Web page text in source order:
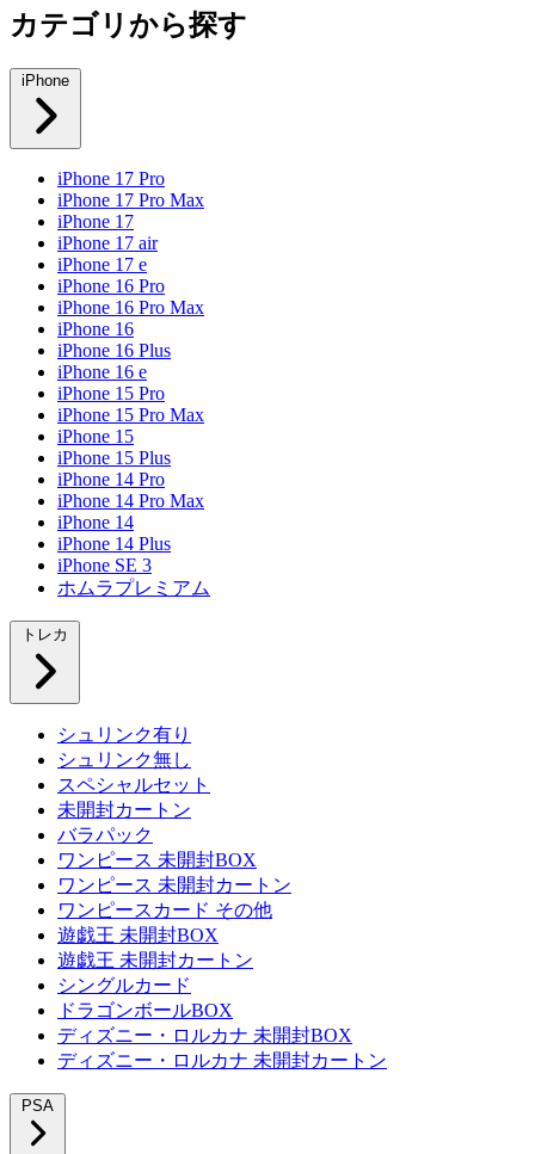
カテゴリから探す
iPhone
iPhone 17 Pro
iPhone 17 Pro Max
iPhone 17
iPhone 17 air
iPhone 17 e
iPhone 16 Pro
iPhone 16 Pro Max
iPhone 16
iPhone 16 Plus
iPhone 16 e
iPhone 15 Pro
iPhone 15 Pro Max
iPhone 15
iPhone 15 Plus
iPhone 14 Pro
iPhone 14 Pro Max
iPhone 14
iPhone 14 Plus
iPhone SE 3
ホムラプレミアム
トレカ
シュリンク有り
シュリンク無し
スペシャルセット
未開封カートン
バラパック
ワンピース 未開封BOX
ワンピース 未開封カートン
ワンピースカード その他
遊戯王 未開封BOX
遊戯王 未開封カートン
シングルカード
ドラゴンボールBOX
ディズニー・ロルカナ 未開封BOX
ディズニー・ロルカナ 未開封カートン
PSA